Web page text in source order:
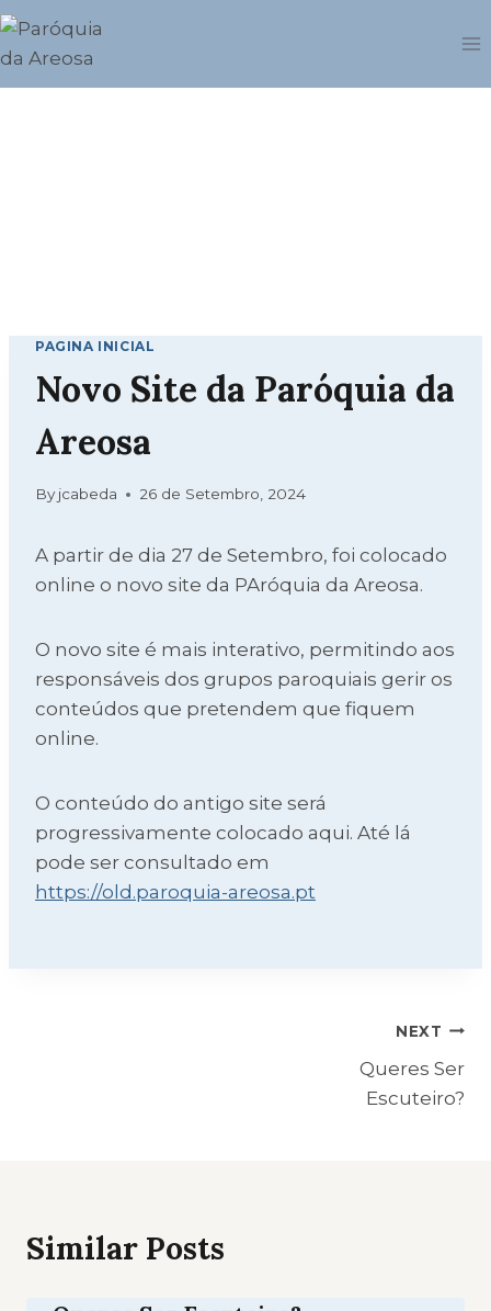
Skip
PAGINA INICIAL
Novo Site da Paróquia da
Areosa
By jcabeda 26 de Setembro, 2024
A partir de dia 27 de Setembro, foi colocado
online o novo site da PAróquia da Areosa.
O novo site é mais interativo, permitindo aos
responsáveis dos grupos paroquiais gerir os
conteúdos que pretendem que fiquem
online.
O conteúdo do antigo site será
progressivamente colocado aqui. Até lá
pode ser consultado em
https://old.paroquia-areosa.pt
NEXT
Queres Ser
Escuteiro?
Similar Posts